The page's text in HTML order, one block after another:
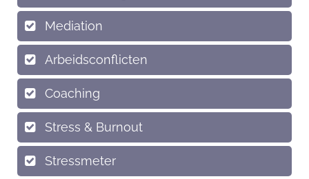
Mediation
Arbeidsconflicten
Coaching
Stress & Burnout
Stressmeter